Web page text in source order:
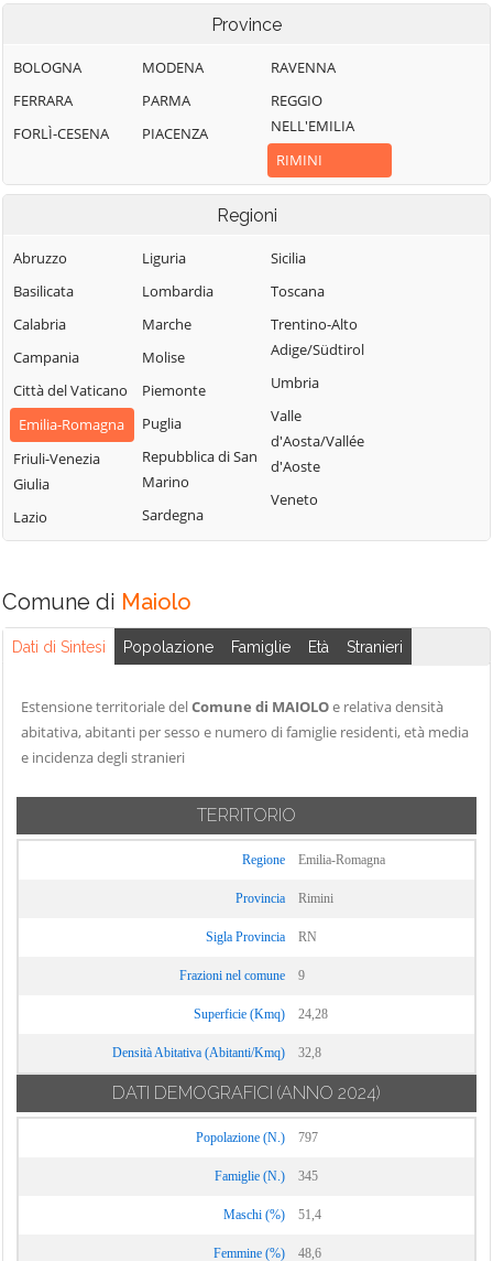
Province
BOLOGNA
FERRARA
FORLÌ-CESENA
MODENA
PARMA
PIACENZA
RAVENNA
REGGIO
NELL'EMILIA
RIMINI
Regioni
Abruzzo
Basilicata
Calabria
Campania
Città del Vaticano
Emilia-Romagna
Friuli-Venezia
Giulia
Lazio
Liguria
Lombardia
Marche
Molise
Piemonte
Puglia
Repubblica di San
Marino
Sardegna
Sicilia
Toscana
Trentino-Alto
Adige/Südtirol
Umbria
Valle
d'Aosta/Vallée
d'Aoste
Veneto
Comune di Maiolo
Dati di Sintesi Popolazione Famiglie Età Stranieri
Estensione territoriale delComune di MAIOLOe relativa densità
abitativa, abitanti per sesso e numero di famiglie residenti, età media
e incidenza degli stranieri
TERRITORIO
Regione Emilia-Romagna
Provincia Rimini
Sigla Provincia RN
Frazioni nel comune 9
Superficie (Kmq) 24,28
Densità Abitativa (Abitanti/Kmq) 32,8
DATI DEMOGRAFICI (ANNO 2024)
Popolazione (N.) 797
Famiglie (N.) 345
Maschi (%) 51,4
Femmine (%) 48,6